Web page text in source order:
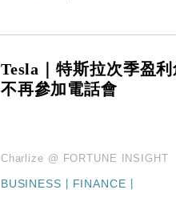
Tesla｜特斯拉次季盈
不再參加電話會
Charlize @ FORTUNE INSIGHT
BUSINESS FINANCE